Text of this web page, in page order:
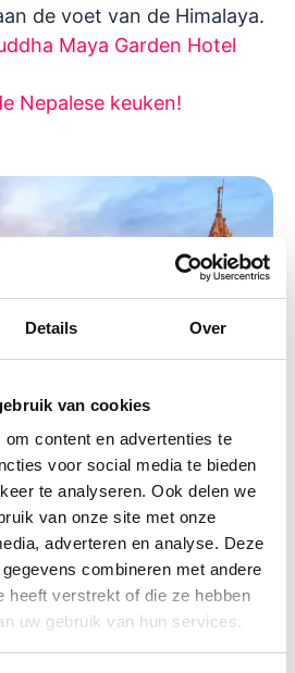
Details Over
van cookies
content en advertenties te
voor social media te bieden
te analyseren. Ook delen we
van onze site met onze
adverteren en analyse. Deze
combineren met andere
heeft verstrekt of die ze hebben
uw gebruik van hun services.
de voet van de Himalaya.
Maya Garden Hotel
Nepalese keuken!